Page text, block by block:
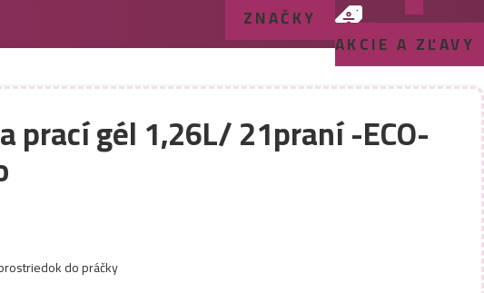
ZNAČKY
AKCIE A ZĽAVY
prací gél 1,26L/ 21praní -ECO-
do práčky